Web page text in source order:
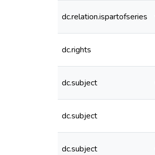
dc.relation.ispartofseries
dc.rights
dc.subject
dc.subject
dc.subject